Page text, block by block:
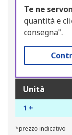
Te ne
quantità e
consegna".
Unità
1 +
*prezzo indicativo